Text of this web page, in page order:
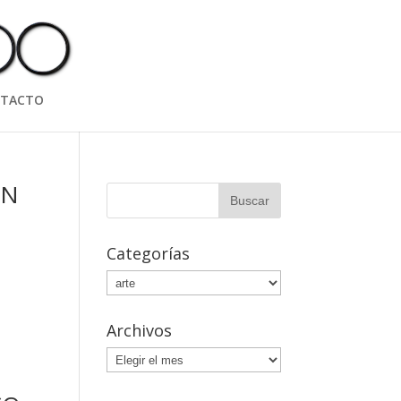
Categorías
Categorías
Archivos
Archivos